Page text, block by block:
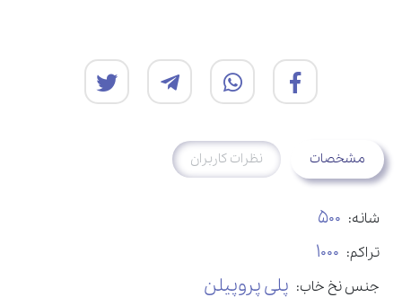
مشخصات نظرات کاربران
شانه: 500
تراکم: 1000
جنس نخ خاب: پلی پروپیلن